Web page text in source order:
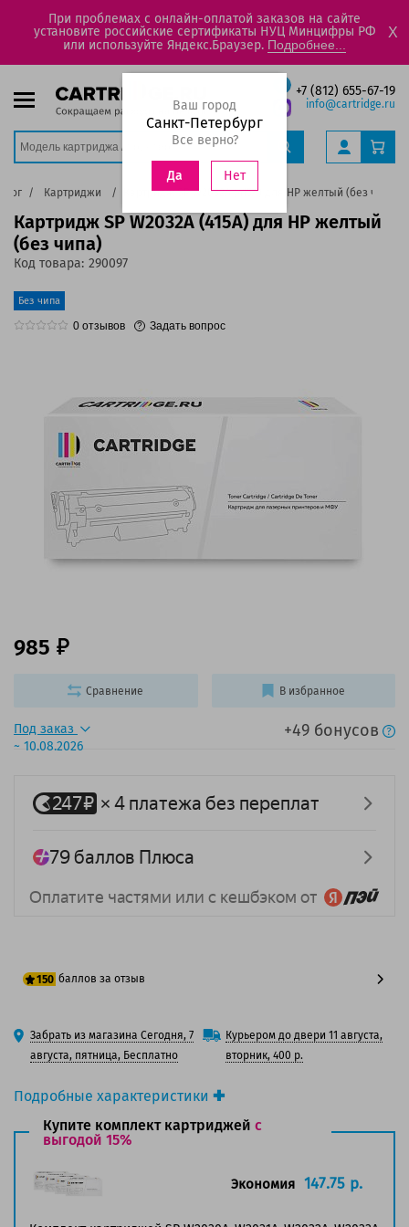
При проблемах с онлайн-оплатой заказов на сайте
установите российские сертификаты НУЦ Минцифры РФ
или используйте Яндекс.Браузер. Подробнее...
X
+7 (812) 655-67-19
info@cartridge.ru
Ваш город
Санкт-Петербург
Все верно?
Да Нет
Картриджи Картридж SP W2032A (415A) для HP желтый (без чипа)
Картридж SP W2032A (415A) для HP желтый
(без чипа)
Код товара: 290097
Без чипа
0 отзывов Задать вопрос
Подробные характеристики
Производитель принтера:HP
Производитель:Solution Print
Оригинальность:
Под заказ
~ 10.08.2026
+49 бонусов
985
150 баллов за отзыв
125 баллов
150 баллов
Забрать из магазина Сегодня, 7
августа, пятница, Бесплатно
Курьером до двери 11 августа,
вторник, 400 р.
Сравнение В избранное
Купите комплект картриджей с
выгодой 15%
Экономия 147.75 р.